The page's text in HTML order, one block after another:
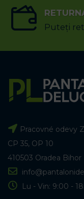
Puteți
Pracovné odevy
CP 35, OP 10
410503 Oradea Bihor
Lu - Vin: 9:00 -